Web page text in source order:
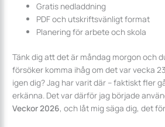
Gratis nedladdning
PDF och utskriftsvänligt format
Planering för arbete och skola
Tänk dig att det är måndag morgon och
försöker komma ihåg om det var vecka
igen dig? Jag har varit där – faktiskt fler
erkänna. Det var därför jag började
Veckor 2026, och låt mig säga dig, det